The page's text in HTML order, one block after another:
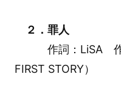
２．罪人
作詞：LiSA 作
FIRST STORY）